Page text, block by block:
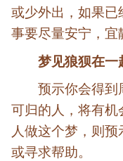
或少外出，如果已
事要尽量安宁，宜
梦见狼狈在一
预示你会得到
可归的人，将有机
人做这个梦，则预
或寻求帮助。